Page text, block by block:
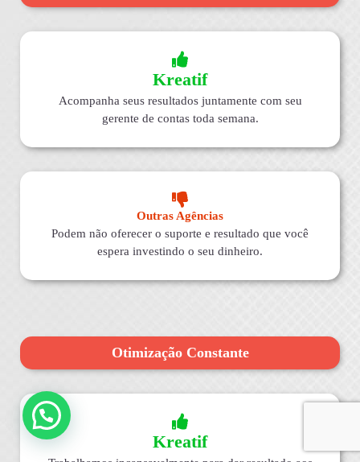
Kreatif
Acompanha seus resultados juntamente com seu
gerente de contas toda semana.
Outras Agências
Podem não oferecer o suporte e resultado que você
espera investindo o seu dinheiro.
Otimização Constante
Kreatif